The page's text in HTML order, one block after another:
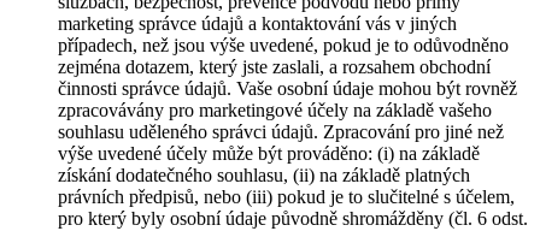
marketing správce údajů a kontaktování vás v jiných
případech, než jsou výše uvedené, pokud je to odůvodněno
zejména dotazem, který jste zaslali, a rozsahem obchodní
činnosti správce údajů. Vaše osobní údaje mohou být rovněž
zpracovávány pro marketingové účely na základě vašeho
souhlasu uděleného správci údajů. Zpracování pro jiné než
výše uvedené účely může být prováděno: (i) na základě
získání dodatečného souhlasu, (ii) na základě platných
právních předpisů, nebo (iii) pokud je to slučitelné s účelem,
pro který byly osobní údaje původně shromážděny (čl. 6 odst.